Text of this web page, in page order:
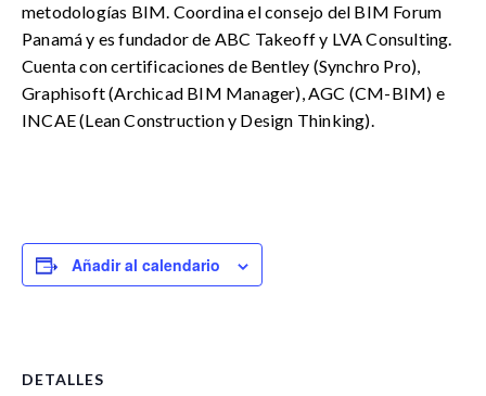
metodologías BIM. Coordina el consejo del BIM Forum
Panamá y es fundador de ABC Takeoff y LVA Consulting.
Cuenta con certificaciones de Bentley (Synchro Pro),
Graphisoft (Archicad BIM Manager), AGC (CM-BIM) e
INCAE (Lean Construction y Design Thinking).
Añadir al calendario
DETALLES